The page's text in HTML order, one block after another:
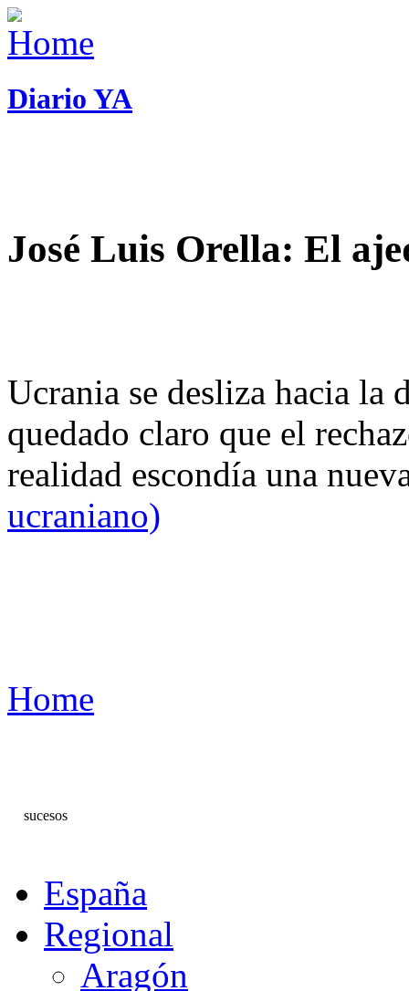
Diario YA
José Luis Orella: El
Ucrania se desliza hacia
quedado claro que el
realidad escondía una
ucraniano)
Home
sucesos
España
Regional
Aragón